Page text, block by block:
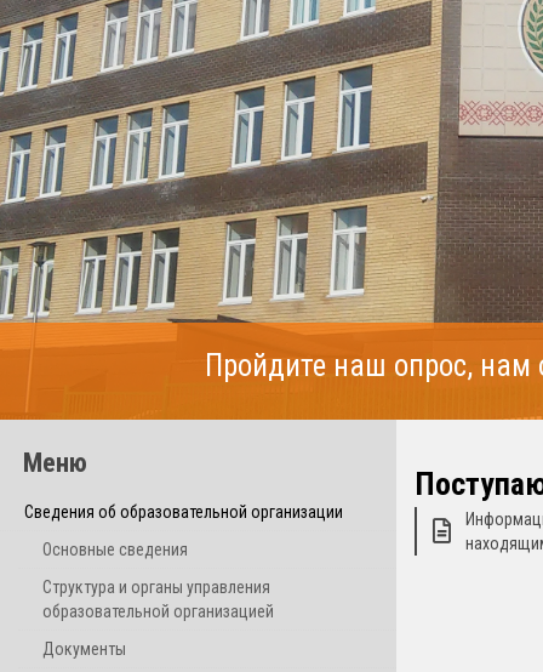
Пройдите наш опрос,
Меню
Сведения об образовательной организации
Основные сведения
Структура и органы управления
образовательной организацией
Документы